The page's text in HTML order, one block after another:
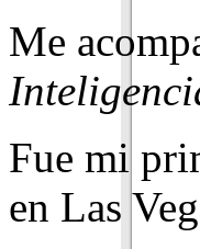
Me
Fue mi
en Las